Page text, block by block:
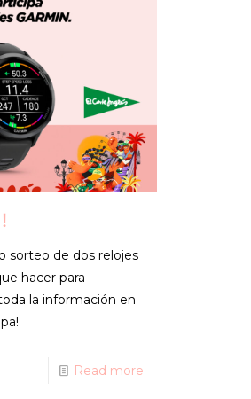
sorteo de dos relojes
hacer para
la información en
Read more